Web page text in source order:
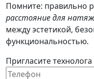
Помните: правильно
расстояние для
между эстетикой,
функциональностью.
Пригласите технолога